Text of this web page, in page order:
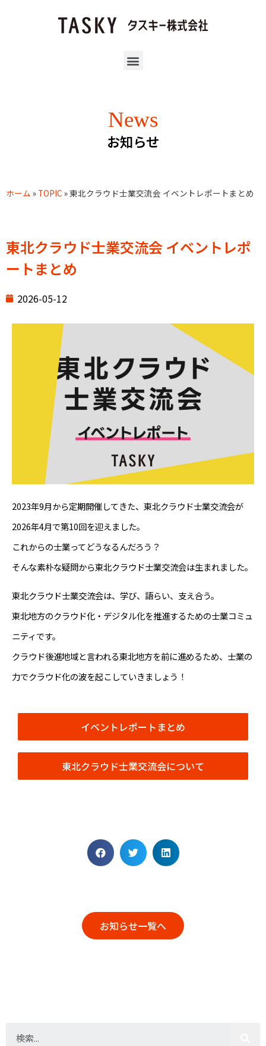
News
お知らせ
ホーム » TOPIC »東北クラウド士業交流会 イベントレポートまとめ
東北クラウド士業交流会 イベントレポ
ートまとめ
2026-05-12
2023年9月から定期開催してきた、東北クラウド士業交流会が
2026年4月で第10回を迎えました。
これからの士業ってどうなるんだろう？
そんな素朴な疑問から東北クラウド士業交流会は生まれました。
東北クラウド士業交流会は、学び、語らい、支え合う。
東北地方のクラウド化・デジタル化を推進するための士業コミュ
ニティです。
クラウド後進地域と言われる東北地方を前に進めるため、士業の
力でクラウド化の波を起こしていきましょう！
イベントレポートまとめ
東北クラウド士業交流会について
お知らせ一覧へ